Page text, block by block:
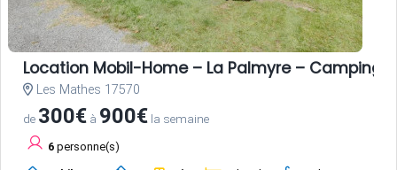
Location Mobil-Home – La Palmyre – Camping
Les Mathes 17570
de 300€ à 900€ la semaine
6 personne(s)